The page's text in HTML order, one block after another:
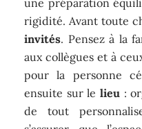
rigidité. Avant toute
invités. Pensez à la
aux collègues et à
pour la personne
ensuite sur le lieu :
de tout